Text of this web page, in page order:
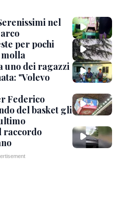
nel
per pochi
uno dei ragazzi
"Volevo
Federico
del basket gli
raccordo